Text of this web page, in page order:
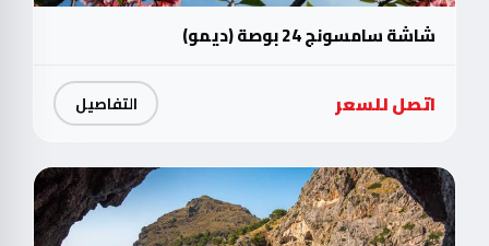
شاشة سامسونج 24 بوصة (ديمو)
اتصل للسعر التفاصيل